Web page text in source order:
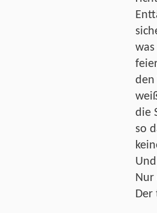
den
die
so